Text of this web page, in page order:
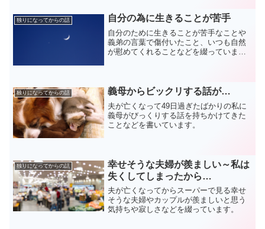
独りになってからの話 自分の為に生きることが苦手
自分のために生きることが苦手なことや
義弟の言葉で傷付いたこと、いつも自然
が慰めてくれることなどを綴っていま
独りになってからの話 義母からビックリする話が…
夫が亡くなって49日過ぎたばかりの私に
義母がびっくりする話を持ちかけてきた
ことなどを書いています。
独りになってからの話
幸せそうな夫婦が羨ましい～私は
失くしてしまったから…
夫が亡くなってからスーパーで見る幸せ
そうな夫婦やカップルが羨ましいと思う
気持ちや寂しさなどを綴っています。